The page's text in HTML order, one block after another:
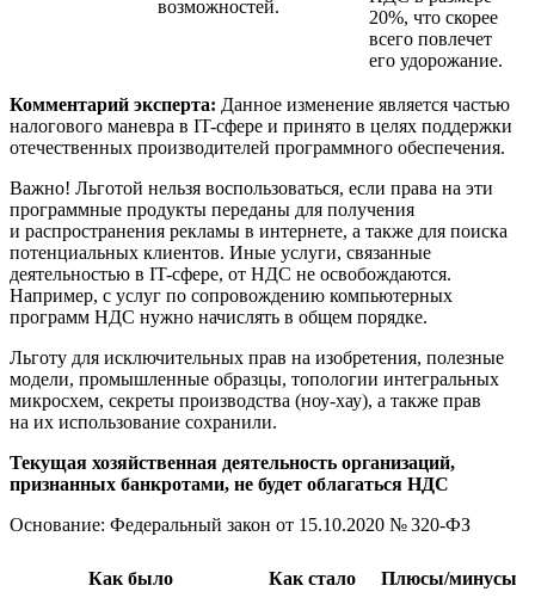
возможностей.
20%, что скорее
всего повлечет
его удорожание.
Комментарий эксперта: Данное изменение является частью
налогового маневра в IT-сфере и принято в целях поддержки
отечественных производителей программного обеспечения.
Важно! Льготой нельзя воспользоваться, если права на эти
программные продукты переданы для получения
и распространения рекламы в интернете, а также для поиска
потенциальных клиентов. Иные услуги, связанные
деятельностью в IT-сфере, от НДС не освобождаются.
Например, с услуг по сопровождению компьютерных
программ НДС нужно начислять в общем порядке.
Льготу для исключительных прав на изобретения, полезные
модели, промышленные образцы, топологии интегральных
микросхем, секреты производства (ноу-хау), а также прав
на их использование сохранили.
Текущая хозяйственная деятельность организаций,
признанных банкротами, не будет облагаться НДС
Основание: Федеральный закон от 15.10.2020 № 320-ФЗ
Как было Как стало Плюсы/минусы